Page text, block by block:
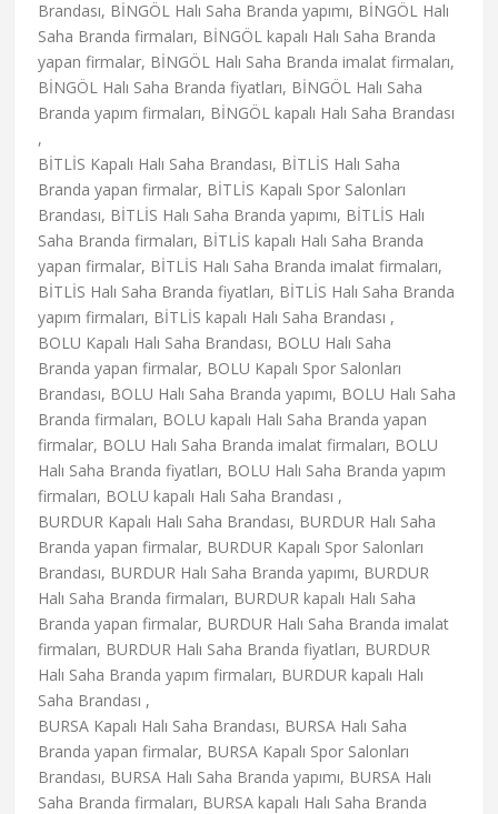
Brandası, BİNGÖL Halı Saha Branda yapımı, BİNGÖL Halı
Saha Branda firmaları, BİNGÖL kapalı Halı Saha Branda
yapan firmalar, BİNGÖL Halı Saha Branda imalat firmaları,
BİNGÖL Halı Saha Branda fiyatları, BİNGÖL Halı Saha
Branda yapım firmaları, BİNGÖL kapalı Halı Saha Brandası
,
BİTLİS Kapalı Halı Saha Brandası, BİTLİS Halı Saha
Branda yapan firmalar, BİTLİS Kapalı Spor Salonları
Brandası, BİTLİS Halı Saha Branda yapımı, BİTLİS Halı
Saha Branda firmaları, BİTLİS kapalı Halı Saha Branda
yapan firmalar, BİTLİS Halı Saha Branda imalat firmaları,
BİTLİS Halı Saha Branda fiyatları, BİTLİS Halı Saha Branda
yapım firmaları, BİTLİS kapalı Halı Saha Brandası ,
BOLU Kapalı Halı Saha Brandası, BOLU Halı Saha
Branda yapan firmalar, BOLU Kapalı Spor Salonları
Brandası, BOLU Halı Saha Branda yapımı, BOLU Halı Saha
Branda firmaları, BOLU kapalı Halı Saha Branda yapan
firmalar, BOLU Halı Saha Branda imalat firmaları, BOLU
Halı Saha Branda fiyatları, BOLU Halı Saha Branda yapım
firmaları, BOLU kapalı Halı Saha Brandası ,
BURDUR Kapalı Halı Saha Brandası, BURDUR Halı Saha
Branda yapan firmalar, BURDUR Kapalı Spor Salonları
Brandası, BURDUR Halı Saha Branda yapımı, BURDUR
Halı Saha Branda firmaları, BURDUR kapalı Halı Saha
Branda yapan firmalar, BURDUR Halı Saha Branda imalat
firmaları, BURDUR Halı Saha Branda fiyatları, BURDUR
Halı Saha Branda yapım firmaları, BURDUR kapalı Halı
Saha Brandası ,
BURSA Kapalı Halı Saha Brandası, BURSA Halı Saha
Branda yapan firmalar, BURSA Kapalı Spor Salonları
Brandası, BURSA Halı Saha Branda yapımı, BURSA Halı
Saha Branda firmaları, BURSA kapalı Halı Saha Branda